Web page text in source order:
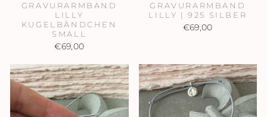
GRAVURARMBAND
LILLY
KUGELBÄNDCHEN
SMALL
€69,00
GRAVURARMBAND
LILLY | 925 SILBER
€69,00